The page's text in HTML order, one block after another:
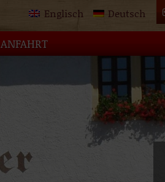
Englisch Deutsch
ANFAHRT